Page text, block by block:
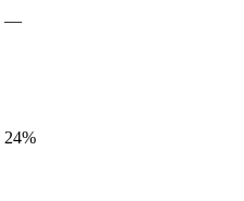
—
24%